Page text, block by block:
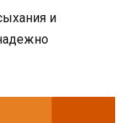
и